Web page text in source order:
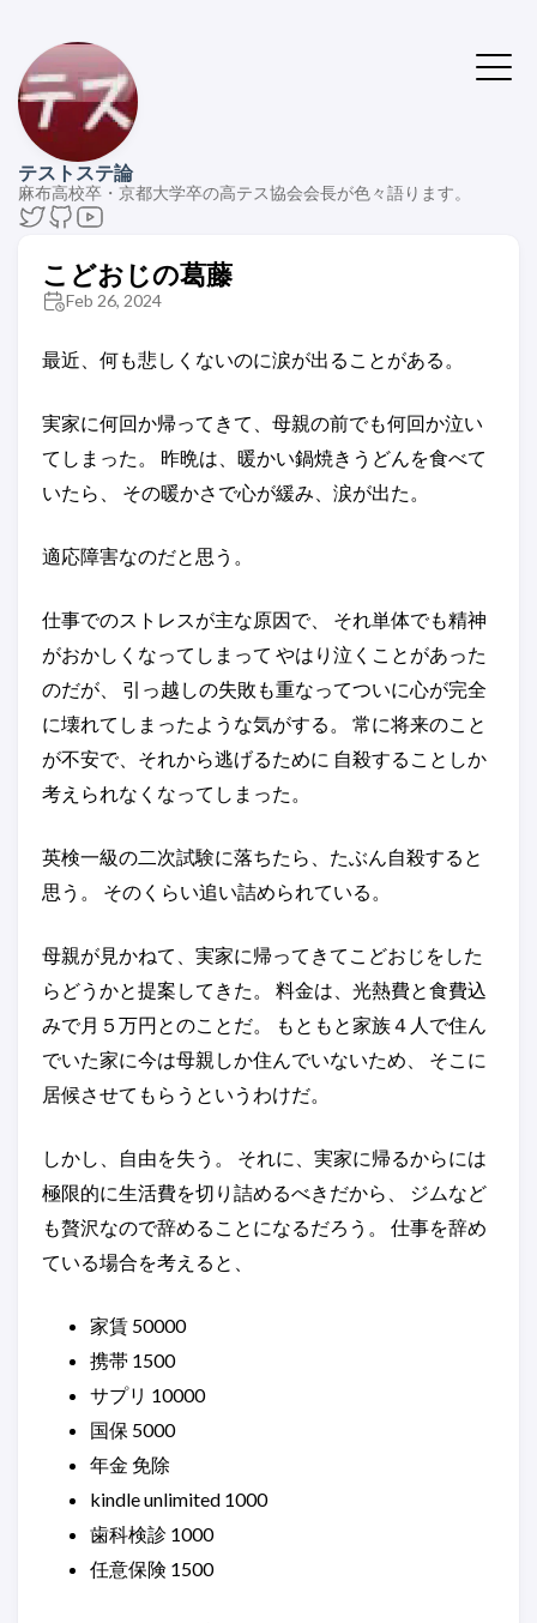
テストステ論
麻布高校卒・京都大学卒の高テス協会会長が色々語ります。
こどおじの葛藤
Feb 26, 2024
最近、何も悲しくないのに涙が出ることがある。
実家に何回か帰ってきて、母親の前でも何回か泣い
てしまった。 昨晩は、暖かい鍋焼きうどんを食べて
いたら、 その暖かさで心が緩み、涙が出た。
適応障害なのだと思う。
仕事でのストレスが主な原因で、 それ単体でも精神
がおかしくなってしまって やはり泣くことがあった
のだが、 引っ越しの失敗も重なってついに心が完全
に壊れてしまったような気がする。 常に将来のこと
が不安で、それから逃げるために 自殺することしか
考えられなくなってしまった。
英検一級の二次試験に落ちたら、たぶん自殺すると
思う。 そのくらい追い詰められている。
母親が見かねて、実家に帰ってきてこどおじをした
らどうかと提案してきた。 料金は、光熱費と食費込
みで月５万円とのことだ。 もともと家族４人で住ん
でいた家に今は母親しか住んでいないため、 そこに
居候させてもらうというわけだ。
しかし、自由を失う。 それに、実家に帰るからには
極限的に生活費を切り詰めるべきだから、 ジムなど
も贅沢なので辞めることになるだろう。 仕事を辞め
ている場合を考えると、
家賃 50000
携帯 1500
サプリ 10000
国保 5000
年金 免除
kindle unlimited 1000
歯科検診 1000
任意保険 1500